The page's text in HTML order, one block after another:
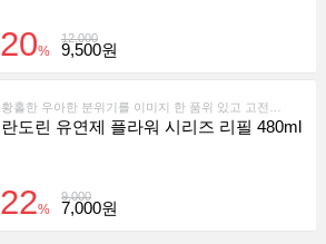
12,000
20% 9,500원
란도린 유연제 플라워 시리즈 리필 480ml
9,000
22% 7,000원